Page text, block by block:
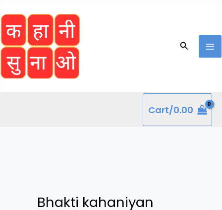
to
content
Search
Cart/0.00
Bhakti kahaniyan